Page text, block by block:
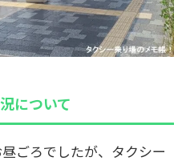
について
ごろでしたが、タクシー